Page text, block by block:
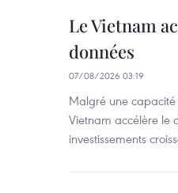
Le Vietnam
données
07/08/2026 03:19
Malgré une
Vietnam accélère le
investissements